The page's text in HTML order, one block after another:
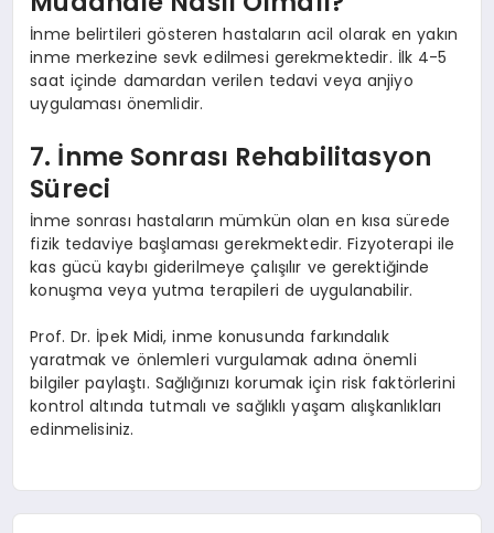
İnme belirtileri gösteren hastaların acil olarak en yakın
inme merkezine sevk edilmesi gerekmektedir. İlk 4-5
saat içinde damardan verilen tedavi veya anjiyo
uygulaması önemlidir.
7. İnme Sonrası Rehabilitasyon
Süreci
İnme sonrası hastaların mümkün olan en kısa sürede
fizik tedaviye başlaması gerekmektedir. Fizyoterapi ile
kas gücü kaybı giderilmeye çalışılır ve gerektiğinde
konuşma veya yutma terapileri de uygulanabilir.
Prof. Dr. İpek Midi, inme konusunda farkındalık
yaratmak ve önlemleri vurgulamak adına önemli
bilgiler paylaştı. Sağlığınızı korumak için risk faktörlerini
kontrol altında tutmalı ve sağlıklı yaşam alışkanlıkları
edinmelisiniz.